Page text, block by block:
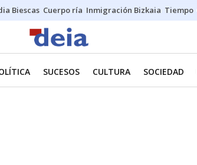
Biescas Cuerpo ría Inmigración Bizkaia Tiempo
SUCESOS CULTURA SOCIEDAD